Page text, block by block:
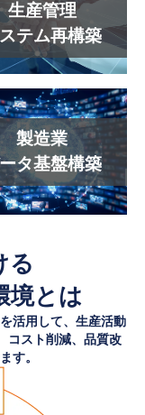
生産管理
テム再構築
製造業
タ基盤構築
る
境とは
活用して、生産活動
コスト削減、品質改
す。